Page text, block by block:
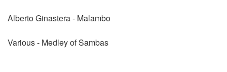
Alberto Ginastera - Malambo
Various - Medley of Sambas